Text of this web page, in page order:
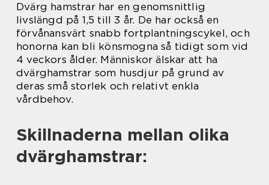
Dvärg hamstrar har en genomsnittlig
livslängd på 1,5 till 3 år. De har också en
förvånansvärt snabb fortplantningscykel, och
honorna kan bli könsmogna så tidigt som vid
4 veckors ålder. Människor älskar att ha
dvärghamstrar som husdjur på grund av
deras små storlek och relativt enkla
vårdbehov.
Skillnaderna mellan olika
dvärghamstrar: